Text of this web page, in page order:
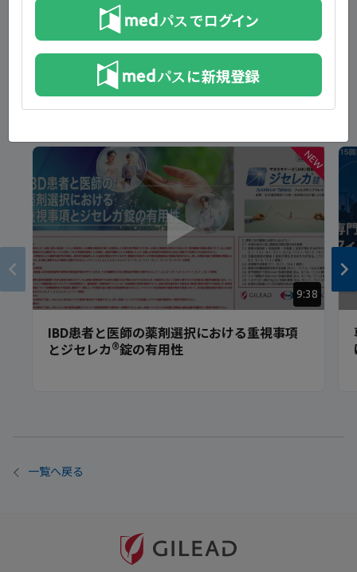
17:45-20:00 寛解維持 安全性
20:01-20:05 エンディング
新着コンテンツ
NEW
9:38
IBD患者と医師の薬剤選択における重視事項
とジセレカ ®錠の有用性
一覧へ戻る